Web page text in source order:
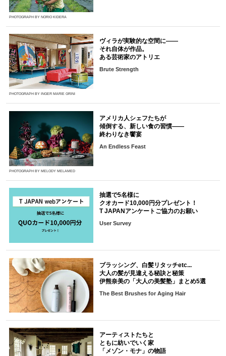
PHOTOGRAPH BY NORIO KIDERA
PHOTOGRAPH BY INGER MARIE GRINI
ヴィラが実験的な空間に――
それ自体が作品。
ある芸術家のアトリエ
Brute Strength
PHOTOGRAPH BY MELODY MELAMED
アメリカ人シェフたちが
傾倒する、新しい食の習慣――
終わりなき饗宴
An Endless Feast
抽選で5名様に
クオカード10,000円分プレゼント！
T JAPANアンケートご協力のお願い
User Survey
ブラッシング、白髪リタッチetc...
大人の髪が見違える秘訣と秘策
伊熊奈美の「大人の美髪塾」まとめ5選
The Best Brushes for Aging Hair
アーティストたちと
ともに紡いでいく家
「メゾン・モナ」の物語